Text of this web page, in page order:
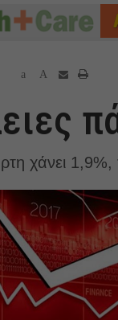
a A
χάνει 1,9%,